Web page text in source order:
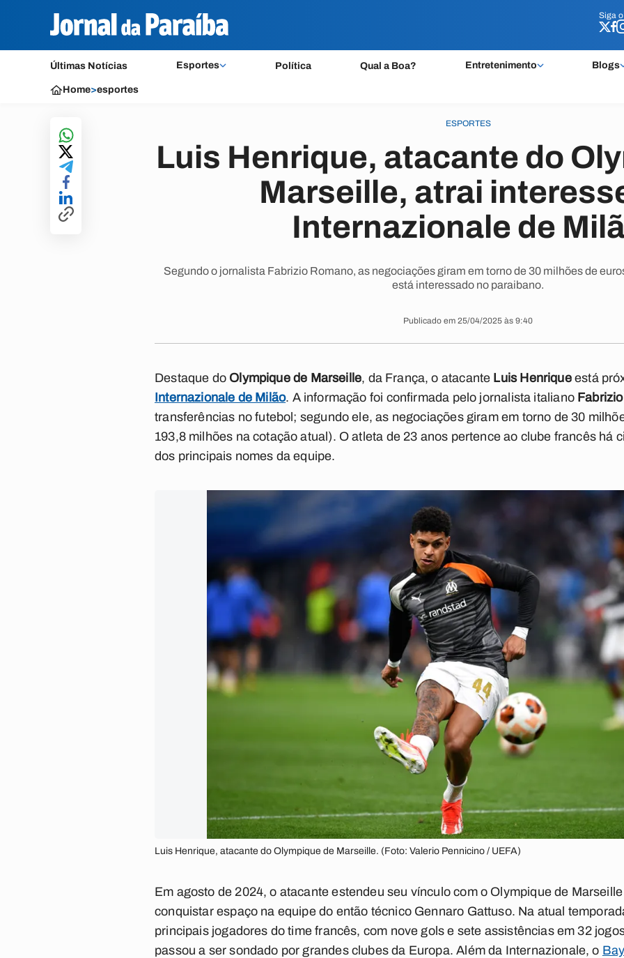
Siga o
Últimas Notícias Esportes Política Qual a Boa? Entretenimento Blogs
Siga o
Home>esportes
ESPORTES
Luis Henrique, atacante do
Marseille, atrai
Internazionale de
Segundo o jornalista Fabrizio Romano, as negociações giram em torno de 30 milhões de
está interessado no paraibano.
Publicado em 25/04/2025 às 9:40
Destaque do Olympique de Marseille, da França, o atacante Luis Henriqueestá
Internazionale de Milão. A informação foi confirmada pelo jornalista italiano
transferências no futebol; segundo ele, as negociações giram em torno de 30
193,8 milhões na cotação atual). O atleta de 23 anos pertence ao clube francês há
dos principais nomes da equipe.
Luis Henrique, atacante do Olympique de Marseille. (Foto: Valerio Pennicino / UEFA)
Em agosto de 2024, o atacante estendeu seu vínculo com o Olympique de
conquistar espaço na equipe do então técnico Gennaro Gattuso. Na atual
principais jogadores do time francês, com nove gols e sete assistências em 32
passou a ser sondado por grandes clubes da Europa. Além da Internazionale, o